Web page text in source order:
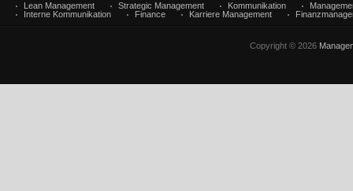
Lean Management Strategic Management Kommunikation
Interne Kommunikation
Finance Karriere Management
Copyright © 2026